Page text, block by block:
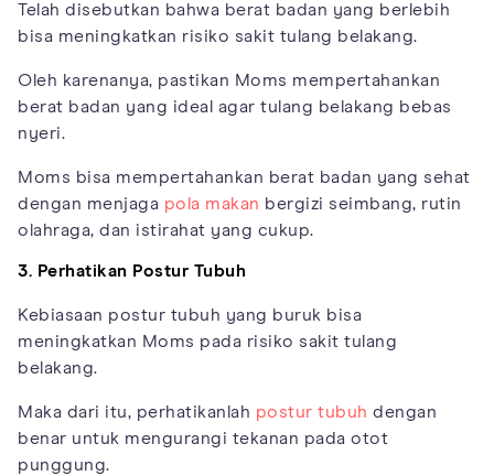
Telah disebutkan bahwa berat badan yang berlebih
bisa meningkatkan risiko sakit tulang belakang.
Oleh karenanya, pastikan Moms mempertahankan
berat badan yang ideal agar tulang belakang bebas
nyeri.
Moms bisa mempertahankan berat badan yang sehat
dengan menjaga pola makan bergizi seimbang, rutin
olahraga, dan istirahat yang cukup.
3. Perhatikan Postur Tubuh
Kebiasaan postur tubuh yang buruk bisa
meningkatkan Moms pada risiko sakit tulang
belakang.
Maka dari itu, perhatikanlah postur tubuh dengan
benar untuk mengurangi tekanan pada otot
punggung.